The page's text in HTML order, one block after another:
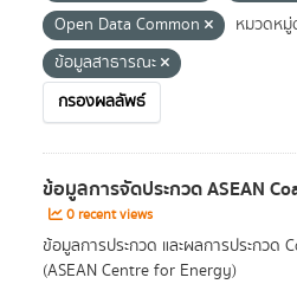
Open Data Common
หมวดหมู่
ข้อมูลสาธารณะ
กรองผลลัพธ์
ข้อมูลการจัดประกวด ASEAN
0 recent views
ข้อมูลการประกวด และผลการประกวด
(ASEAN Centre for Energy)